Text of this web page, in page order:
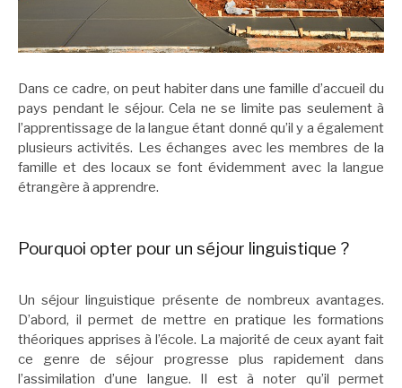
Dans ce cadre, on peut habiter dans une famille d’accueil du
pays pendant le séjour. Cela ne se limite pas seulement à
l’apprentissage de la langue étant donné qu’il y a également
plusieurs activités. Les échanges avec les membres de la
famille et des locaux se font évidemment avec la langue
étrangère à apprendre.
Pourquoi opter pour un séjour linguistique ?
Un séjour linguistique présente de nombreux avantages.
D’abord, il permet de mettre en pratique les formations
théoriques apprises à l’école. La majorité de ceux ayant fait
ce genre de séjour progresse plus rapidement dans
l’assimilation d’une langue. Il est à noter qu’il permet